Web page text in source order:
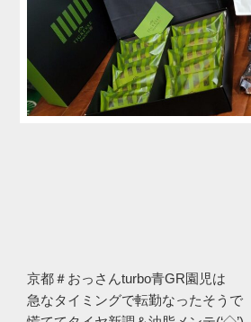
京都＃おっさんturbo青GR園児は
急なタイミングで転勤なったそうで